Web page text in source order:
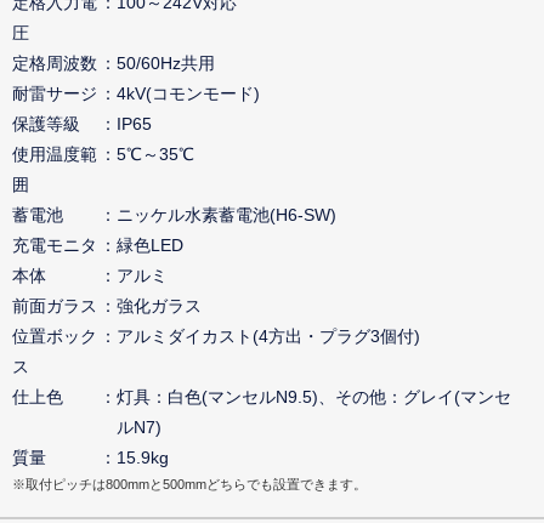
圧
定格周波数
50/60Hz共用
耐雷サージ
4kV(コモンモード)
保護等級
IP65
使用温度範
囲
5℃～35℃
蓄電池
ニッケル水素蓄電池(H6-SW)
充電モニタ
緑色LED
本体
アルミ
前面ガラス
強化ガラス
位置ボック
ス
アルミダイカスト(4方出・プラグ3個付)
仕上色
灯具：白色(マンセルN9.5)、その他：グレイ(マンセ
ルN7)
質量
15.9kg
※取付ピッチは800mmと500mmどちらでも設置できます。